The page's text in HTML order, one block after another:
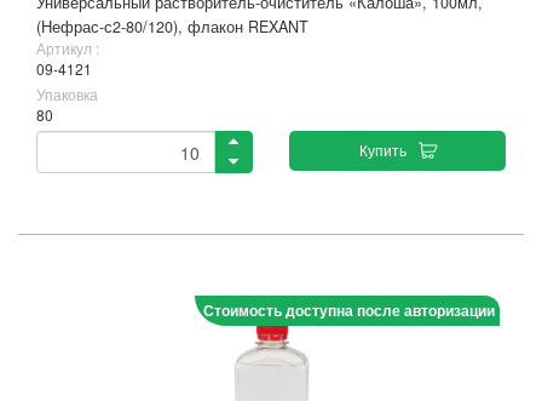
(Нефрас-с2-80/120), флакон REXANT
Артикул :
09-4121
Упаковка
80
Купить
Стоимость доступна после авторизации